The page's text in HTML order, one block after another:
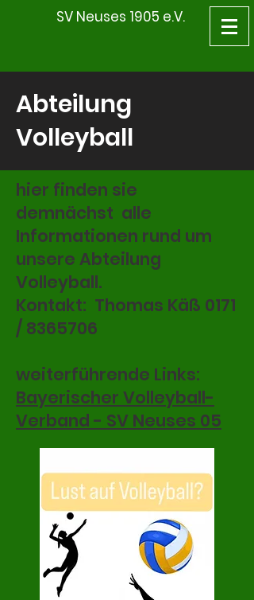
SV Neuses 1905 e.V.
Abteilung
Volleyball
hier finden sie
demnächst alle
Informationen rund um
unsere Abteilung
Volleyball.
Kontakt: Thomas Käß 0171
/ 8365706
weiterführende Links:
Bayerischer Volleyball-
Verband - SV Neuses 05